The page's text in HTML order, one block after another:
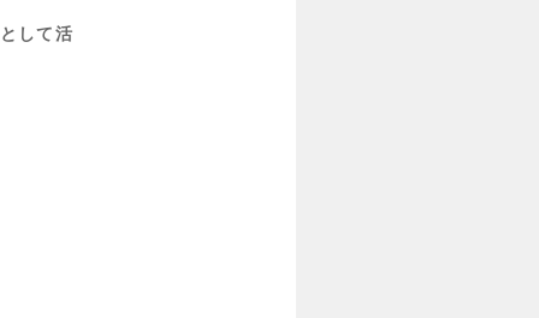
して活